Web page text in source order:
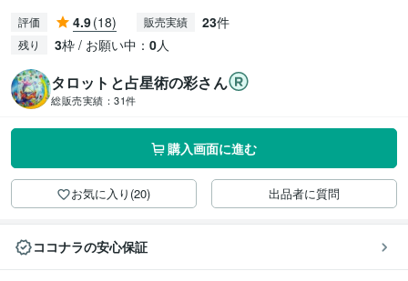
評価 4.9(18) 販売実績 23件
残り 3枠 / お願い中： 0人
タロットと占星術の彩さん
総販売実績： 31件
購入画面に進む
お気に入り(20) 出品者に質問
ココナラの安心保証